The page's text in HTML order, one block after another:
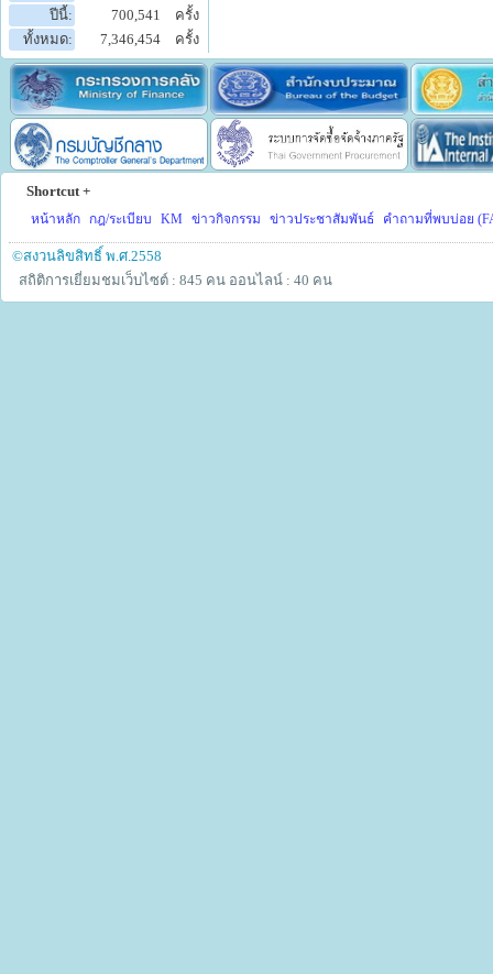
ปีนี้:
700,541
ครั้ง
ทั้งหมด:
7,346,454 ครั้ง
Shortcut +
หน้าหลัก กฎ/ระเบียบ KM ข่าวกิจกรรม ข่าวประชาสัมพันธ์ คำถามที่พบบ่อย
©สงวนลิขสิทธิ์ พ.ศ.2558
สถิติการเยี่ยมชมเว็บไซต์ : 845 คน ออนไลน์ : 40 คน